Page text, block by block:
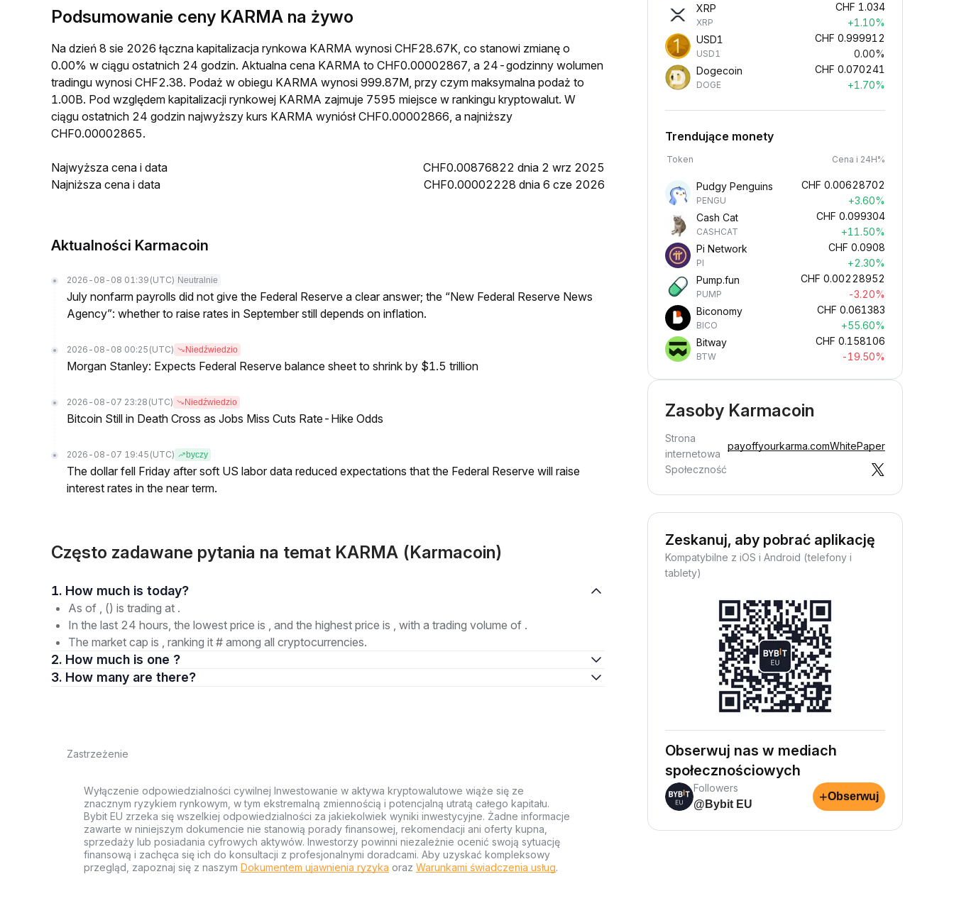
Podsumowanie ceny KARMA na żywo
Na dzień 8 sie 2026 łączna kapitalizacja rynkowa KARMA wynosi CHF28.67K, co stanowi zmianę o
0.00% w ciągu ostatnich 24 godzin. Aktualna cena KARMA to CHF0.00002867, a 24-godzinny wolumen
tradingu wynosi CHF2.38. Podaż w obiegu KARMA wynosi 999.87M, przy czym maksymalna podaż to
1.00B. Pod względem kapitalizacji rynkowej KARMA zajmuje 7595 miejsce w rankingu kryptowalut. W
ciągu ostatnich 24 godzin najwyższy kurs KARMA wyniósł CHF0.00002866, a najniższy
CHF0.00002865.
Najwyższa cena i data
CHF0.00876822 dnia 2 wrz 2025
Najniższa cena i data
CHF0.00002228 dnia 6 cze 2026
Aktualności Karmacoin
2026-08-08 01:39 (UTC) Neutralnie
July nonfarm payrolls did not give the Federal Reserve a clear answer; the “New Federal Reserve News
Agency”: whether to raise rates in September still depends on inflation.
2026-08-08 00:25 (UTC) Niedźwiedzio
Morgan Stanley: Expects Federal Reserve balance sheet to shrink by $1.5 trillion
2026-08-07 23:28 (UTC) Niedźwiedzio
Bitcoin Still in Death Cross as Jobs Miss Cuts Rate-Hike Odds
2026-08-07 19:45 (UTC) byczy
The dollar fell Friday after soft US labor data reduced expectations that the Federal Reserve will raise
interest rates in the near term.
Często zadawane pytania na temat KARMA (Karmacoin)
1. How much is today?
As of , () is trading at .
In the last 24 hours, the lowest price is , and the highest price is , with a trading volume of .
The market cap is , ranking it # among all cryptocurrencies.
2. How much is one ?
3. How many are there?
Zastrzeżenie
Wyłączenie odpowiedzialności cywilnej Inwestowanie w aktywa kryptowalutowe wiąże się ze
znacznym ryzykiem rynkowym, w tym ekstremalną zmiennością i potencjalną utratą całego kapitału.
Bybit EU zrzeka się wszelkiej odpowiedzialności za jakiekolwiek wyniki inwestycyjne. Żadne informacje
zawarte w niniejszym dokumencie nie stanowią porady finansowej, rekomendacji ani oferty kupna,
sprzedaży lub posiadania cyfrowych aktywów. Inwestorzy powinni niezależnie ocenić swoją sytuację
finansową i zachęca się ich do konsultacji z profesjonalnymi doradcami. Aby uzyskać kompleksowy
przegląd, zapoznaj się z naszym Dokumentem ujawnienia ryzyka oraz Warunkami świadczenia usług.
XRP
XRP
CHF 1.034
+1.10%
USD1
USD1
CHF 0.999912
0.00%
Dogecoin
DOGE
CHF 0.070241
+1.70%
Trendujące monety
Token Cena i 24H%
Pudgy Penguins
PENGU
CHF 0.00628702
+3.60%
Cash Cat
CASHCAT
CHF 0.099304
+11.50%
Pi Network
PI
CHF 0.0908
+2.30%
Pump.fun
PUMP
CHF 0.00228952
-3.20%
Biconomy
BICO
CHF 0.061383
+55.60%
Bitway
BTW
CHF 0.158106
-19.50%
Zasoby Karmacoin
Strona
internetowa
payoffyourkarma.comWhitePaper
Społeczność
Zeskanuj, aby pobrać aplikację
Kompatybilne z iOS i Android (telefony i
tablety)
Obserwuj nas w mediach
społecznościowych
Followers
@Bybit EU
+Obserwuj